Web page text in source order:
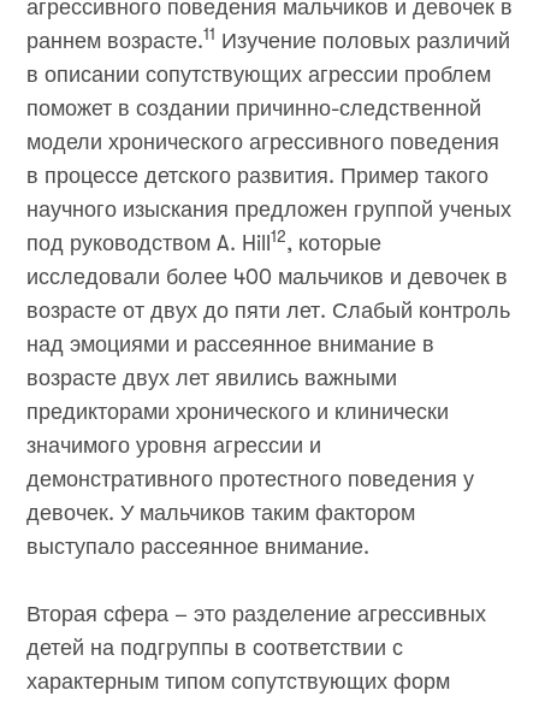
агрессивного поведения мальчиков и девочек в
раннем возрасте.11 Изучение половых различий
в описании сопутствующих агрессии проблем
поможет в создании причинно-следственной
модели хронического агрессивного поведения
в процессе детского развития. Пример такого
научного изыскания предложен группой ученых
под руководством A. Hill 12, которые
исследовали более 400 мальчиков и девочек в
возрасте от двух до пяти лет. Слабый контроль
над эмоциями и рассеянное внимание в
возрасте двух лет явились важными
предикторами хронического и клинически
значимого уровня агрессии и
демонстративного протестного поведения у
девочек. У мальчиков таким фактором
выступало рассеянное внимание.
Вторая сфера – это разделение агрессивных
детей на подгруппы в соответствии с
характерным типом сопутствующих форм